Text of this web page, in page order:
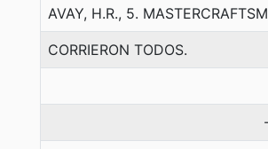
AVAY, H.R., 5.
CORRIERON TODOS.